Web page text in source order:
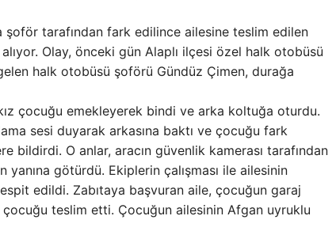
tarafından fark edilince ailesine teslim edilen
Olay, önceki gün Alaplı ilçesi özel halk otobüsü
halk otobüsü şoförü Gündüz Çimen, durağa
çocuğu emekleyerek bindi ve arka koltuğa oturdu.
sesi duyarak arkasına baktı ve çocuğu fark
O anlar, aracın güvenlik kamerası tarafından
götürdü. Ekiplerin çalışması ile ailesinin
edildi. Zabıtaya başvuran aile, çocuğun garaj
teslim etti. Çocuğun ailesinin Afgan uyruklu